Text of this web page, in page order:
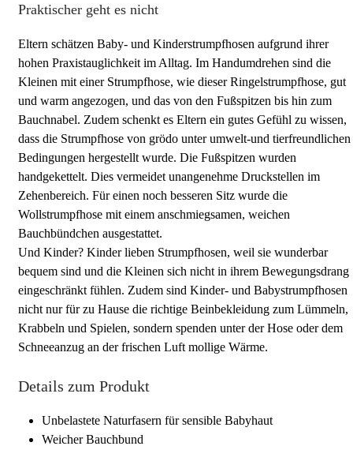
Praktischer geht es nicht
Eltern schätzen Baby- und Kinderstrumpfhosen aufgrund ihrer
hohen Praxistauglichkeit im Alltag. Im Handumdrehen sind die
Kleinen mit einer Strumpfhose, wie dieser Ringelstrumpfhose, gut
und warm angezogen, und das von den Fußspitzen bis hin zum
Bauchnabel. Zudem schenkt es Eltern ein gutes Gefühl zu wissen,
dass die Strumpfhose von grödo unter umwelt-und tierfreundlichen
Bedingungen hergestellt wurde. Die Fußspitzen wurden
handgekettelt. Dies vermeidet unangenehme Druckstellen im
Zehenbereich. Für einen noch besseren Sitz wurde die
Wollstrumpfhose mit einem anschmiegsamen, weichen
Bauchbündchen ausgestattet.
Und Kinder? Kinder lieben Strumpfhosen, weil sie wunderbar
bequem sind und die Kleinen sich nicht in ihrem Bewegungsdrang
eingeschränkt fühlen. Zudem sind Kinder- und Babystrumpfhosen
nicht nur für zu Hause die richtige Beinbekleidung zum Lümmeln,
Krabbeln und Spielen, sondern spenden unter der Hose oder dem
Schneeanzug an der frischen Luft mollige Wärme.
Details zum Produkt
Unbelastete Naturfasern für sensible Babyhaut
Weicher Bauchbund